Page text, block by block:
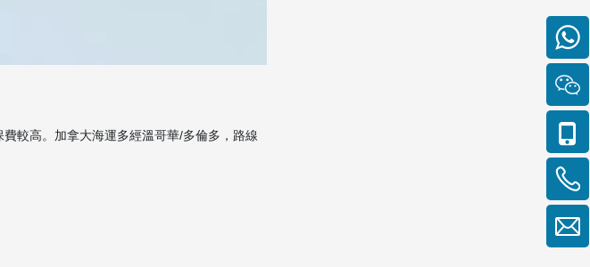
較高。加拿大海運多經溫哥華/多倫多，路線